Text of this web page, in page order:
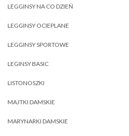
LEGGINSY NA CO DZIEŃ
LEGGINSY OCIEPLANE
LEGGINSY SPORTOWE
LEGINSY BASIC
LISTONOSZKI
MAJTKI DAMSKIE
MARYNARKI DAMSKIE